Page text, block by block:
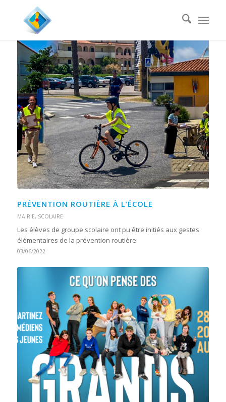
PRÉVENTION ROUTIÈRE À L’ÉCOLE
MAIRIE, SCOLAIRE
Les élèves de groupe scolaire ont pu être initiés aux gestes
élémentaires de la prévention routière.
03/06/2022